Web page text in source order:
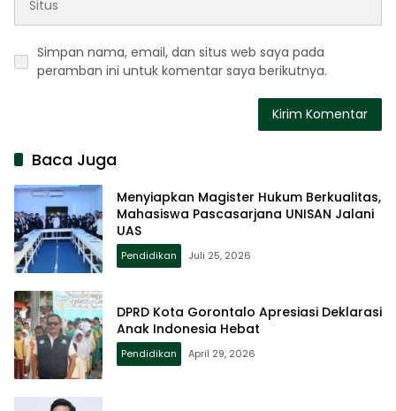
Simpan nama, email, dan situs web saya pada
peramban ini untuk komentar saya berikutnya.
Baca Juga
Menyiapkan Magister Hukum Berkualitas,
Mahasiswa Pascasarjana UNISAN Jalani
UAS
Pendidikan Juli 25, 2026
DPRD Kota Gorontalo Apresiasi Deklarasi
Anak Indonesia Hebat
Pendidikan April 29, 2026